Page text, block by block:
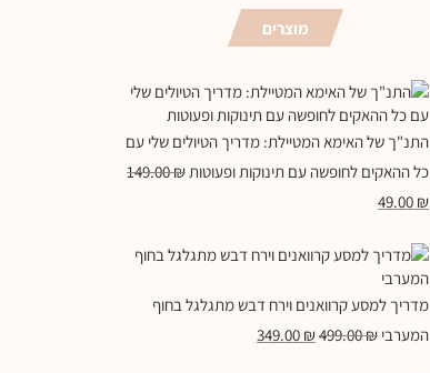
מוצרים
התנ"ך של האימא המטיילת: מדריך הטיולים שלי עם
כל ההאקים לחופשה עם תינוקות ופעוטות
149.00₪
49.00 ₪
מדריך למסע קרוואנים וירח דבש מתגלגל בחוף
המערבי
499.00₪
349.00 ₪